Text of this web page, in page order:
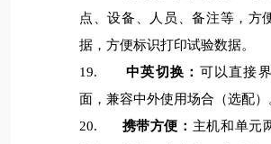
点、设备、人员、备注等，方
据，方便标识打印试验数据。
19.
中英切换： 可以直接
面，兼容中外使用场合（选配）
20.
携带方便： 主机和单元